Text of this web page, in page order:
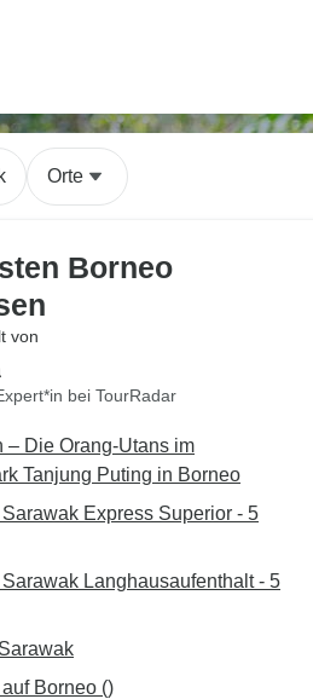
Orte
Borneo
von
bei TourRadar
– Die Orang-Utans im
Tanjung Puting in Borneo
Express Superior - 5
Langhausaufenthalt - 5
Borneo ()